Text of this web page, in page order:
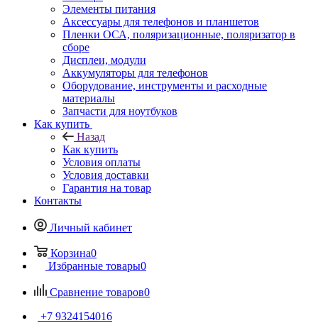
Элементы питания
Аксессуары для телефонов и планшетов
Пленки ОСА, поляризационные, поляризатор в
сборе
Дисплеи, модули
Аккумуляторы для телефонов
Оборудование, инструменты и расходные
материалы
Запчасти для ноутбуков
Как купить
Назад
Как купить
Условия оплаты
Условия доставки
Гарантия на товар
Контакты
Личный кабинет
Корзина0
Избранные товары0
Сравнение товаров0
+7 9324154016